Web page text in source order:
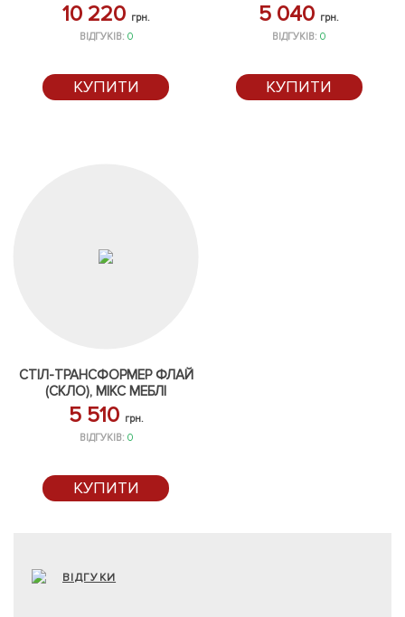
10 220 грн.
ВІДГУКІВ: 0
КУПИТИ
5 040 грн.
ВІДГУКІВ:0
КУПИТИ
СТІЛ-ТРАНСФОРМЕР ФЛАЙ
(СКЛО), МІКС МЕБЛІ
5 510 грн.
ВІДГУКІВ: 0
КУПИТИ
ВІДГУКИ